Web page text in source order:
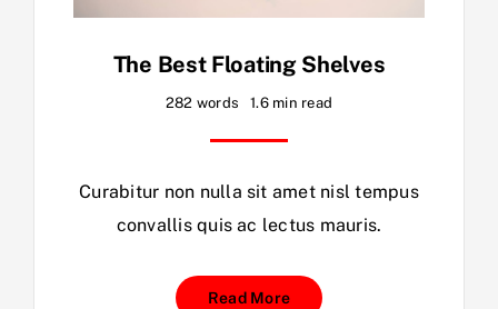
The Best Floating Shelves
282 words 1.6 min read
Curabitur non nulla sit amet nisl tempus
convallis quis ac lectus mauris.
Read More